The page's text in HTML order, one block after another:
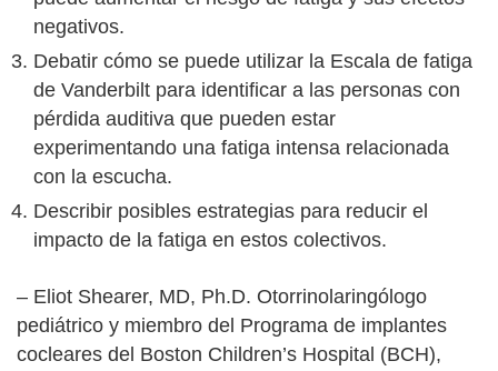
negativos.
Debatir cómo se puede utilizar la Escala de fatiga
de Vanderbilt para identificar a las personas con
pérdida auditiva que pueden estar
experimentando una fatiga intensa relacionada
con la escucha.
Describir posibles estrategias para reducir el
impacto de la fatiga en estos colectivos.
– Eliot Shearer, MD, Ph.D. Otorrinolaringólogo
pediátrico y miembro del Programa de implantes
cocleares del Boston Children’s Hospital (BCH),